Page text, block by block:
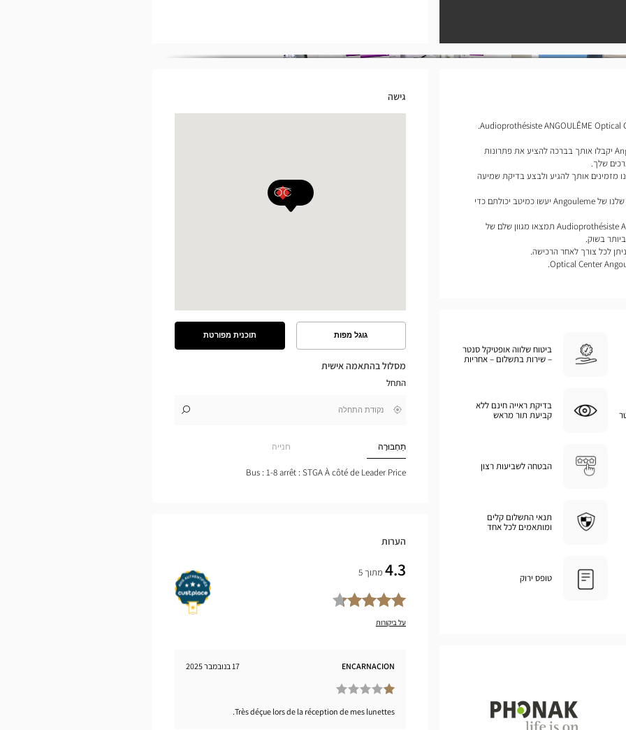
מומחי מכשירי השמיעה שלנו של Angouleme יקבלו אותך בברכה להציע את פתרונות
שלך.
מזמינים אותך להגיע ולבצע בדיקת שמיעה
לפי הפרופיל שלך, מומחי מכשירי השמיעה שלנו של Angouleme יעשו כמיטב יכולתם כדי
בחנות שלנו Audioprothésiste ANGOULÊME Optical Center תמצאו מגוון שלם של
בשוק.
לכל צורך לאחר הרכישה.
ביטוח שלווה אופטיקל סנטר
– שירות בתשלום – אחריות
בדיקת ראייה חינם ללא
קביעת תור מראש
הבטחה לשביעות רצון
תנאי התשלום קלים
ומותאמים לכל אחד
טופס ירוק
גישה
גוגל מפות
ראה
את
במפת
תוכנית מפורטת
ראה
מסלול בהתאמה אישית
התחל
,
Center
בקרבתי לו"ז
לחנות
תַחְבּוּרָה חנייה
Bus : 1-8 arrêt : STGA À côté de Leader Price
הערות
4.3 מתוך 5
על ביקורות
ENCARNACION 17 בנובמבר 2025
Très déçue lors de la réception de mes lunettes.